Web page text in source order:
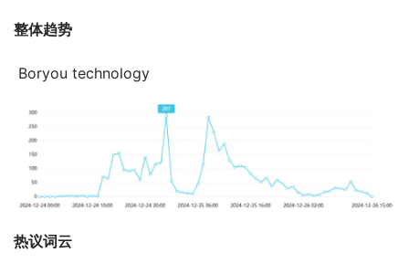
整体趋势
Boryou technology
热议词云